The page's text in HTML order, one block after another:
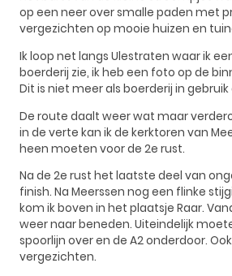
op een neer over smalle paden met
vergezichten op mooie huizen en
Ik loop net langs Ulestraten waar ik
boerderij zie, ik heb een foto op de
Dit is niet meer als boerderij in gebruik
De route daalt weer wat maar
in de verte kan ik de kerktoren van
heen moeten voor de 2e rust.
Na de 2e rust het laatste deel van
finish. Na Meerssen nog een flinke
kom ik boven in het plaatsje Raar.
weer naar beneden. Uiteindelijk
spoorlijn over en de A2 onderdoor.
vergezichten.